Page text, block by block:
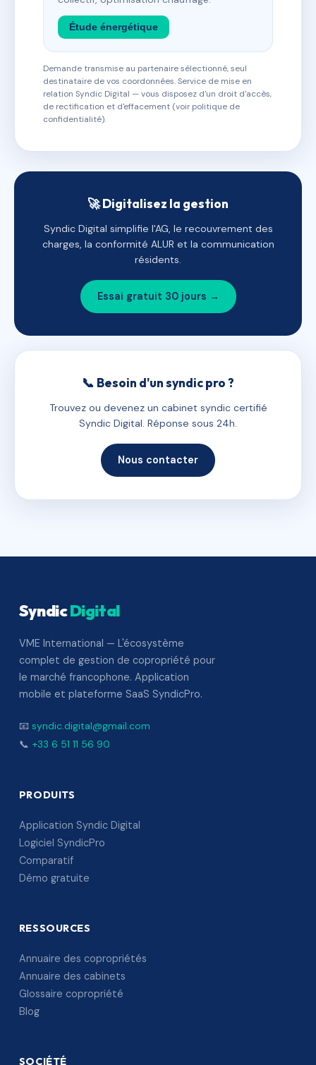
Étude énergétique
Demande transmise au partenaire sélectionné, seul
destinataire de vos coordonnées. Service de mise en
relation Syndic Digital — vous disposez d'un droit d'accès,
de rectification et d'effacement (voir politique de
confidentialité).
🚀 Digitalisez la gestion
Syndic Digital simplifie l'AG, le recouvrement des
charges, la conformité ALUR et la communication
résidents.
Essai gratuit 30 jours →
📞 Besoin d'un syndic pro ?
Trouvez ou devenez un cabinet syndic certifié
Syndic Digital. Réponse sous 24h.
Nous contacter
SyndicDigital
VME International — L'écosystème
complet de gestion de copropriété pour
le marché francophone. Application
mobile et plateforme SaaS SyndicPro.
📧 syndic.digital@gmail.com
📞 +33 6 51 11 56 90
PRODUITS
Application Syndic Digital
Logiciel SyndicPro
Comparatif
Démo gratuite
RESSOURCES
Annuaire des copropriétés
Annuaire des cabinets
Glossaire copropriété
Blog
SOCIÉTÉ